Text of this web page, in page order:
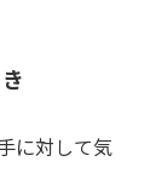
に対して気